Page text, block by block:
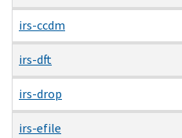
irs-ccdm
irs-dft
irs-drop
irs-efile